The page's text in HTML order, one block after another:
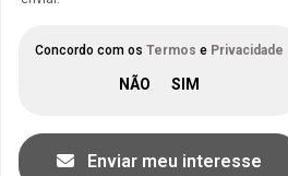
Concordo com os Termos e Privacidade
Enviar meu interesse